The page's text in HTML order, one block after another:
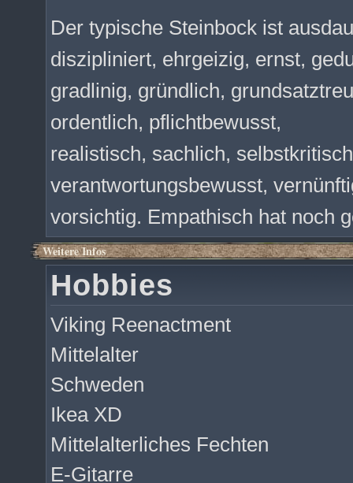
Der typische Steinbock ist
diszipliniert, ehrgeizig, ernst,
gradlinig, gründlich,
ordentlich, pflichtbewusst,
realistisch, sachlich,
verantwortungsbewusst,
vorsichtig. Empathisch hat noch
Weitere Infos
Hobbies
Viking Reenactment
Mittelalter
Schweden
Ikea XD
Mittelalterliches Fechten
E-Gitarre